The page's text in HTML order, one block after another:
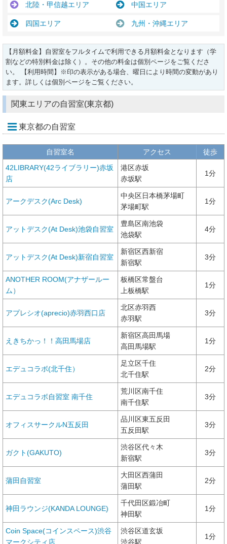
北陸・甲信越エリア 中国エリア
四国エリア 九州・沖縄エリア
【月額料金】自習室をフルタイムで利用できる月額料金となります（学
割などの特別料金は除く）。その他の料金は個別ページをご覧くださ
い。 【利用時間】※印の表示がある場合、曜日により時間の変動があり
ます。詳しくは個別ページをご覧ください。
関東エリアの自習室(東京都)
東京都の自習室
自習室名 アクセス
徒歩
42LIBRARY(42ライブラリー)赤坂
店
港区赤坂
赤坂駅
1分
アークデスク(Arc Desk)
中央区日本橋茅場町
茅場町駅
1分
アットデスク(At Desk)池袋自習室
豊島区南池袋
池袋駅
4分
アットデスク(At Desk)新宿自習室
新宿区西新宿
新宿駅
3分
ANOTHER ROOM(アナザールー
ム）
板橋区常盤台
上板橋駅
1分
アプレシオ(aprecio)赤羽西口店
北区赤羽西
赤羽駅
3分
えきちかっ！！高田馬場店
新宿区高田馬場
高田馬場駅
1分
エデュコラボ(北千住）
足立区千住
北千住駅
2分
エデュコラボ自習室 南千住
荒川区南千住
南千住駅
3分
オフィスサークルN五反田
品川区東五反田
五反田駅
3分
ガクト(GAKUTO)
渋谷区代々木
新宿駅
3分
蒲田自習室
大田区西蒲田
蒲田駅
2分
神田ラウンジ(KANDA LOUNGE)
千代田区鍛冶町
神田駅
1分
Coin Space(コインスペース)渋谷
マークシティ店
渋谷区道玄坂
渋谷駅
1分